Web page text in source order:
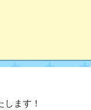
ます！